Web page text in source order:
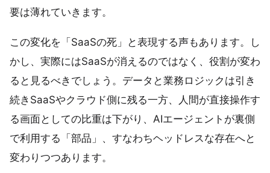
要は薄れていきます。
この変化を「SaaSの死」と表現する声もあります。し
かし、実際にはSaaSが消えるのではなく、役割が変わ
ると見るべきでしょう。データと業務ロジックは引き
続きSaaSやクラウド側に残る一方、人間が直接操作す
る画面としての比重は下がり、AIエージェントが裏側
で利用する「部品」、すなわちヘッドレスな存在へと
変わりつつあります。